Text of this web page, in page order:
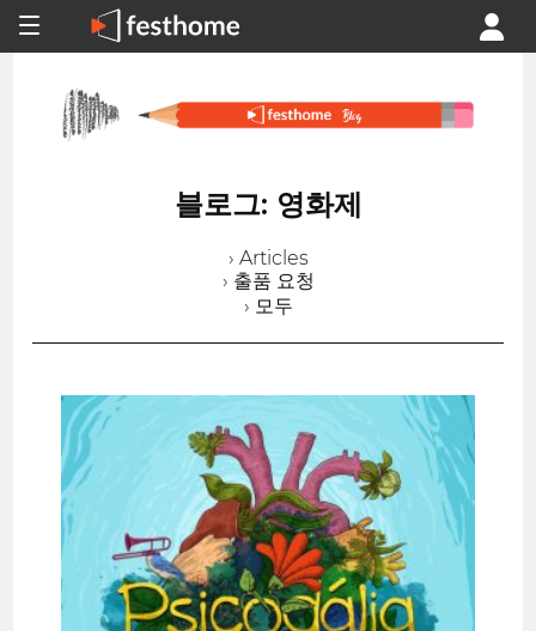
블로그: 영화제
› Articles
› 출품 요청
› 모두